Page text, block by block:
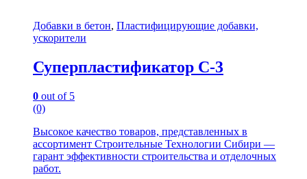
Добавки в бетон, Пластифицирующие добавки,
ускорители
Суперпластификатор С-3
0 out of 5
(0)
Высокое качество товаров, представленных в
ассортимент Строительные Технологии Сибири —
гарант эффективности строительства и отделочных
работ.